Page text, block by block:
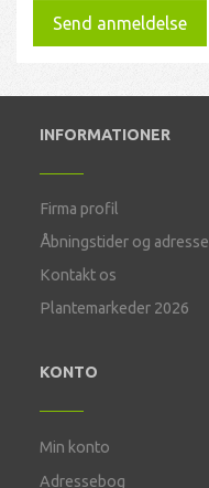
Send anmeldelse
INFORMATIONER
Firma profil
Åbningstider og adresse
Kontakt os
Plantemarkeder 2026
KONTO
Min konto
Adressebog